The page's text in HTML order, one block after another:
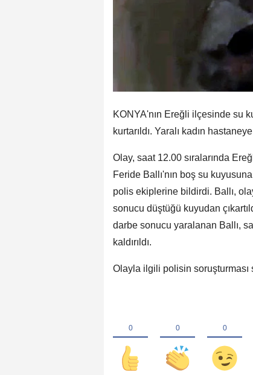
KONYA'nın Ereğli ilçesinde su
kurtarıldı. Yaralı kadın hastaneye
Olay, saat 12.00 sıralarında
Feride Ballı'nın boş su
polis ekiplerine bildirdi. Ballı,
sonucu düştüğü kuyudan
darbe sonucu yaralanan Ballı,
kaldırıldı.
Olayla ilgili polisin soruşturması